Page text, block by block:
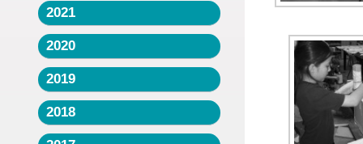
2021
2020
2019
2018